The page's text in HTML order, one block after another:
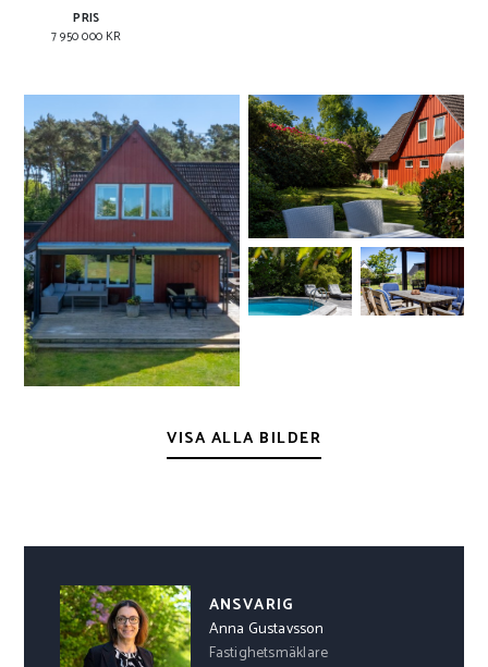
PRIS
7 950 000 KR
VISA ALLA BILDER
ANSVARIG
Anna Gustavsson
Fastighetsmäklare